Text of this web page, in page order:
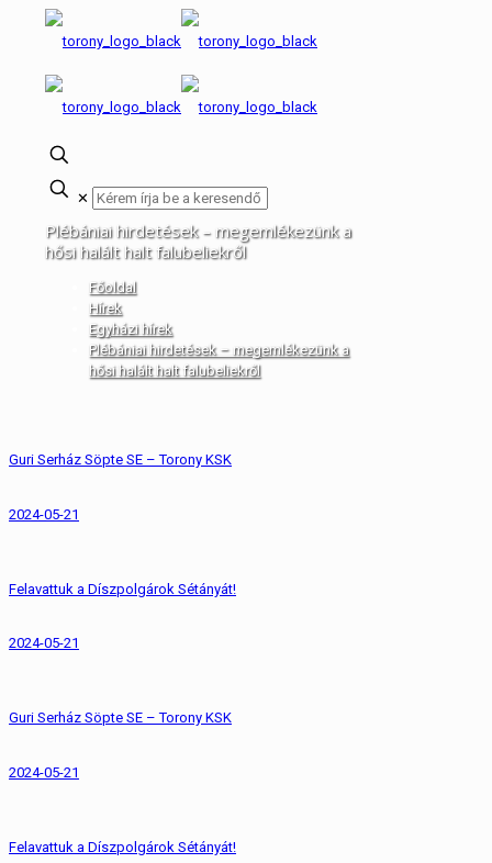
✕
Plébániai hirdetések – megemlékezünk a
hősi halált halt falubeliekről
Főoldal
Hírek
Egyházi hírek
Plébániai hirdetések – megemlékezünk a
hősi halált halt falubeliekről
Guri Serház Söpte SE – Torony KSK
2024-05-21
Felavattuk a Díszpolgárok Sétányát!
2024-05-21
Guri Serház Söpte SE – Torony KSK
2024-05-21
Felavattuk a Díszpolgárok Sétányát!